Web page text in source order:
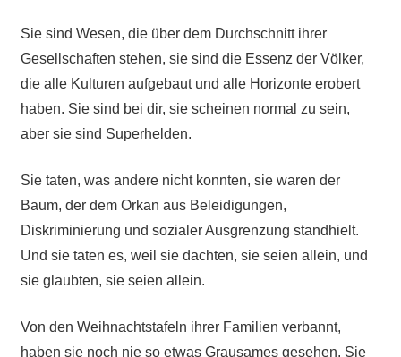
Sie sind Wesen, die über dem Durchschnitt ihrer
Gesellschaften stehen, sie sind die Essenz der Völker,
die alle Kulturen aufgebaut und alle Horizonte erobert
haben. Sie sind bei dir, sie scheinen normal zu sein,
aber sie sind Superhelden.
Sie taten, was andere nicht konnten, sie waren der
Baum, der dem Orkan aus Beleidigungen,
Diskriminierung und sozialer Ausgrenzung standhielt.
Und sie taten es, weil sie dachten, sie seien allein, und
sie glaubten, sie seien allein.
Von den Weihnachtstafeln ihrer Familien verbannt,
haben sie noch nie so etwas Grausames gesehen. Sie